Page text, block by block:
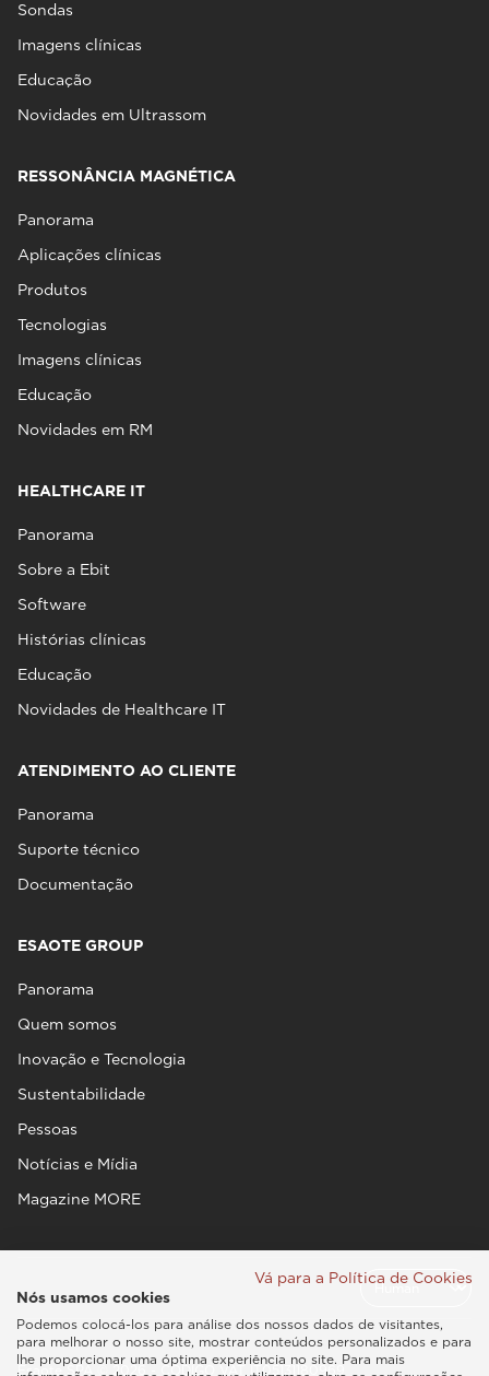
Sondas
Imagens clínicas
Educação
Novidades em Ultrassom
RESSONÂNCIA MAGNÉTICA
Panorama
Aplicações clínicas
Produtos
Tecnologias
Imagens clínicas
Educação
Novidades em RM
HEALTHCARE IT
Panorama
Sobre a Ebit
Software
Histórias clínicas
Educação
Novidades de Healthcare IT
ATENDIMENTO AO CLIENTE
Panorama
Suporte técnico
Documentação
ESAOTE GROUP
Panorama
Quem somos
Inovação e Tecnologia
Sustentabilidade
Pessoas
Notícias e Mídia
Magazine MORE
Esaote SPA © 2026 - CÓDIGO VAT IT05131180969
Vá para a Política de Cookies
Nós usamos cookies
Podemos colocá-los para análise dos nossos dados de visitantes,
para melhorar o nosso site, mostrar conteúdos personalizados e para
lhe proporcionar uma óptima experiência no site. Para mais